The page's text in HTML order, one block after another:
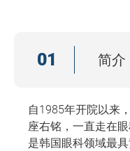
01 简介
自1985年开院以来
座右铭，一直走在
是韩国眼科领域最